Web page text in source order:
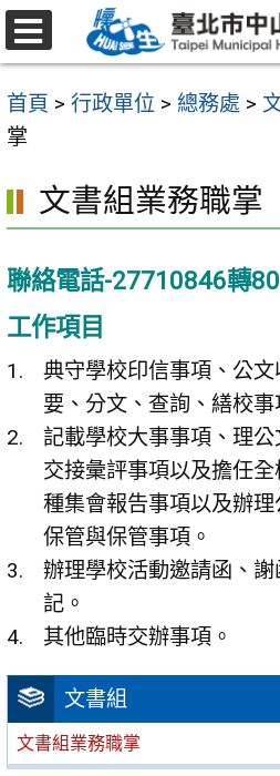
跳
至
要
內
區
首頁 > 行政單位 > 總務處 >
掌
文書組
文書組業務職掌
文書組業務職掌
聯絡電話-27710846轉
工作項目
典守學校印信事項、公
要、分文、查詢、繕校事
記載學校大事事項、理
交接彙評事項以及擔任
種集會報告事項以及辦
保管與保管事項。
辦理學校活動邀請函、
記。
其他臨時交辦事項。
選
單